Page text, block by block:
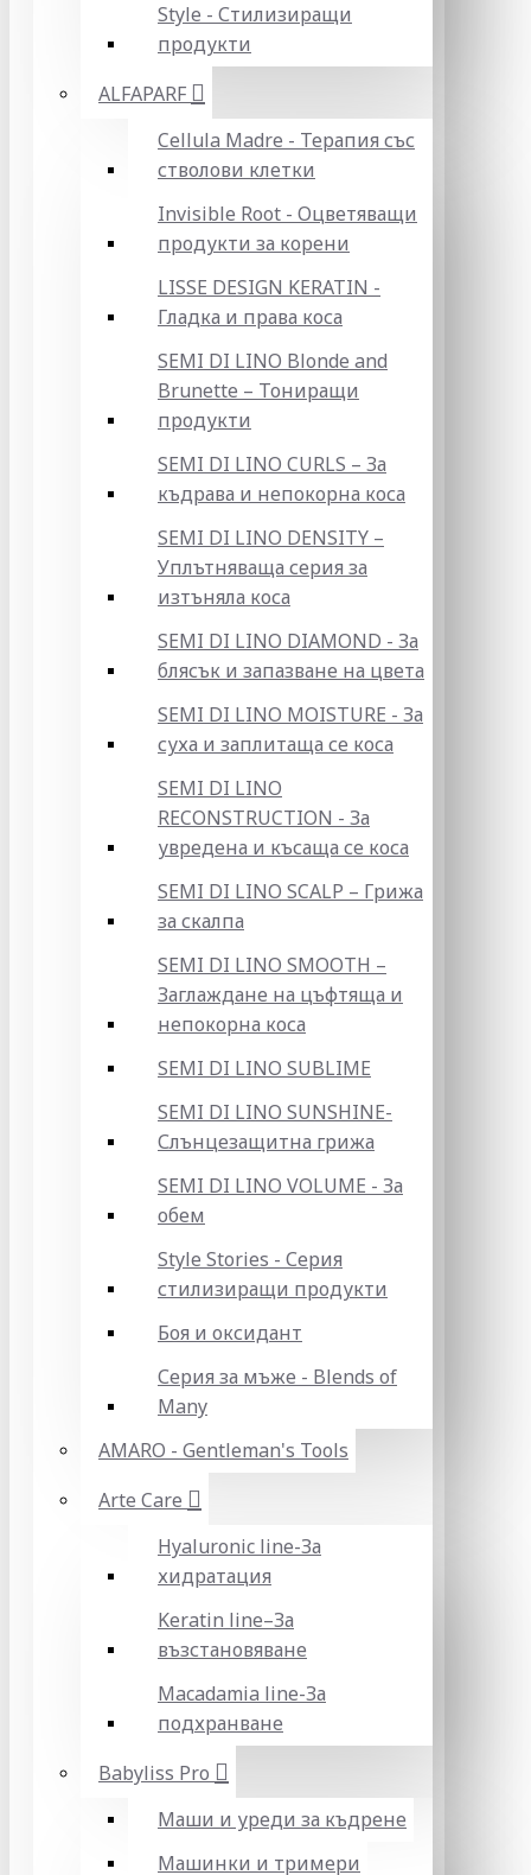
Style - Стилизиращи
продукти
ALFAPARF
Cellula Madre - Терапия със
стволови клетки
Invisible Root - Оцветяващи
продукти за корени
LISSE DESIGN KERATIN -
Гладка и права коса
SEMI DI LINO Blonde and
Brunette – Тониращи
продукти
SEMI DI LINO CURLS – За
къдрава и непокорна коса
SEMI DI LINO DENSITY –
Уплътняваща серия за
изтъняла коса
SEMI DI LINO DIAMOND - За
блясък и запазване на цвета
SEMI DI LINO MOISTURE - За
суха и заплитаща се коса
SEMI DI LINO
RECONSTRUCTION - За
увредена и късаща се коса
SEMI DI LINO SCALP – Грижа
за скалпа
SEMI DI LINO SMOOTH –
Заглаждане на цъфтяща и
непокорна коса
SEMI DI LINO SUBLIME
SEMI DI LINO SUNSHINE-
Слънцезащитна грижа
SEMI DI LINO VOLUME - За
обем
Style Stories - Серия
стилизиращи продукти
Боя и оксидант
Серия за мъже - Blends of
Many
AMARO - Gentleman's Tools
Arte Care
Hyaluronic line-За
хидратация
Keratin line–За
възстановяване
Macadamia line-За
подхранване
Babyliss Pro
Маши и уреди за къдрене
Машинки и тримери